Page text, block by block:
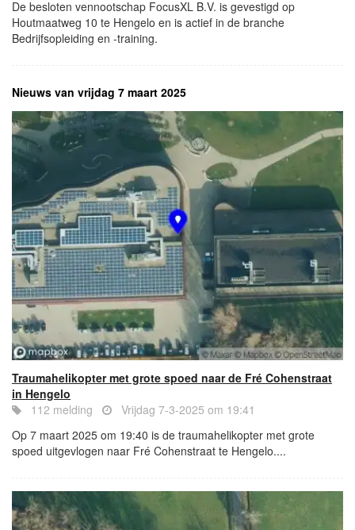
De besloten vennootschap FocusXL B.V. is gevestigd op
Houtmaatweg 10 te Hengelo en is actief in de branche
Bedrijfsopleiding en -training.
Nieuws van vrijdag 7 maart 2025
Traumahelikopter met grote spoed naar de Fré Cohenstraat
in Hengelo
112 melding
Vrijdag 7-3-2025 om 19:41
Op 7 maart 2025 om 19:40 is de traumahelikopter met grote
spoed uitgevlogen naar Fré Cohenstraat te Hengelo....